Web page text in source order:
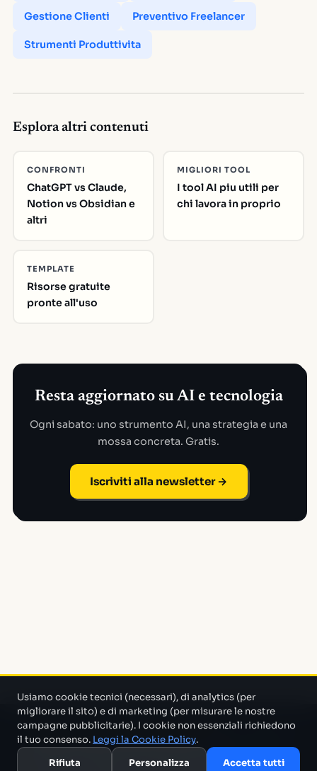
Gestione Clienti Preventivo Freelancer
Strumenti Produttivita
Esplora altri contenuti
CONFRONTI
ChatGPT vs Claude,
Notion vs Obsidian e
altri
MIGLIORI TOOL
I tool AI piu utili per
chi lavora in proprio
TEMPLATE
Risorse gratuite
pronte all'uso
Resta aggiornato su AI e tecnologia
Ogni sabato: uno strumento AI, una strategia e una
mossa concreta. Gratis.
Iscriviti alla newsletter →
Un progetto di Marco Monty Montemagno
che cerca in mezzo al casino e ti porta solo quello che serve.
Usiamo cookie tecnici (necessari), di analytics (per
migliorare il sito) e di marketing (per misurare le nostre
campagne pubblicitarie). I cookie non essenziali richiedono
il tuo consenso. Leggi la Cookie Policy.
Rifiuta
Personalizza Accetta tutti